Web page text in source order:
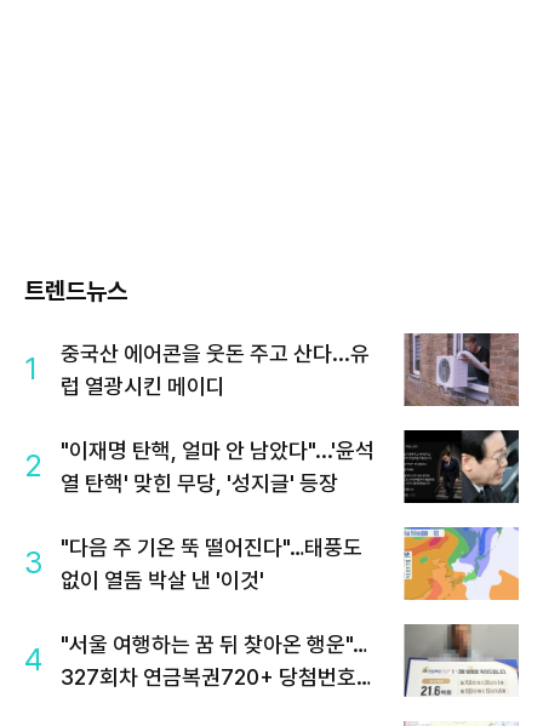
트렌드뉴스
1
중국산 에어콘을 웃돈 주고 산다...유
럽 열광시킨 메이디
2
"이재명 탄핵, 얼마 안 남았다"...'윤석
열 탄핵' 맞힌 무당, '성지글' 등장
3
"다음 주 기온 뚝 떨어진다"…태풍도
없이 열돔 박살 낸 '이것'
4
"서울 여행하는 꿈 뒤 찾아온 행운"…
327회차 연금복권720+ 당첨번호조